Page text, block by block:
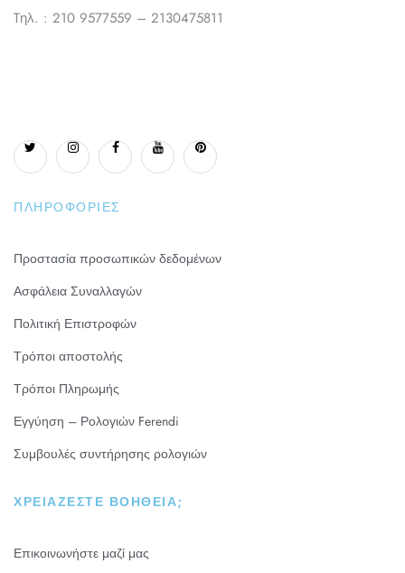
Tηλ. : 210 9577559 – 2130475811
ΠΛΗΡΟΦΟΡΊΕΣ
Προστασία προσωπικών δεδομένων
Ασφάλεια Συναλλαγών
Πολιτική Επιστροφών
Τρόποι αποστολής
Τρόποι Πληρωμής
Εγγύηση – Ρολογιών Ferendi
Συμβουλές συντήρησης ρολογιών
ΧΡΕΙΆΖΕΣΤΕ ΒΟΉΘΕΙΑ;
Επικοινωνήστε μαζί μας